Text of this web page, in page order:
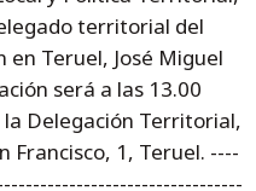
territorial del
en Teruel, José Miguel
será a las 13.00
la Delegación Territorial,
Francisco, 1, Teruel. ----